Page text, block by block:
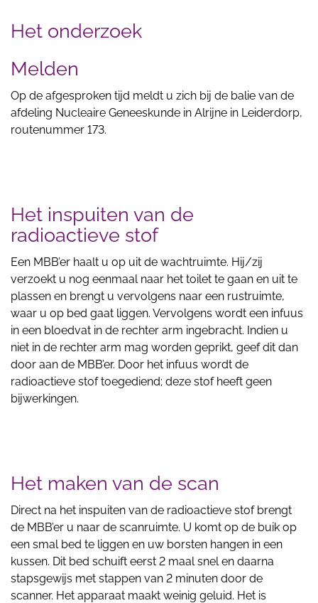
Het onderzoek
Melden
Op de afgesproken tijd meldt u zich bij de balie van de
afdeling Nucleaire Geneeskunde in Alrijne in Leiderdorp,
routenummer 173.
Het inspuiten van de
radioactieve stof
Een MBB’er haalt u op uit de wachtruimte. Hij/zij
verzoekt u nog eenmaal naar het toilet te gaan en uit te
plassen en brengt u vervolgens naar een rustruimte,
waar u op bed gaat liggen. Vervolgens wordt een infuus
in een bloedvat in de rechter arm ingebracht. Indien u
niet in de rechter arm mag worden geprikt, geef dit dan
door aan de MBB’er. Door het infuus wordt de
radioactieve stof toegediend; deze stof heeft geen
bijwerkingen.
Het maken van de scan
Direct na het inspuiten van de radioactieve stof brengt
de MBB’er u naar de scanruimte. U komt op de buik op
een smal bed te liggen en uw borsten hangen in een
kussen. Dit bed schuift eerst 2 maal snel en daarna
stapsgewijs met stappen van 2 minuten door de
scanner. Het apparaat maakt weinig geluid. Het is